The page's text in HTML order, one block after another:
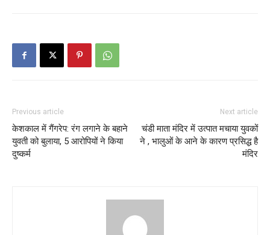
Previous article
केशकाल में गैंगरेप: रंग लगाने के बहाने
युवती को बुलाया, 5 आरोपियों ने किया
दुष्कर्म
Next article
चंडी माता मंदिर में उत्पात मचाया युवकों
ने , भालुओं के आने के कारण प्रसिद्ध है
मंदिर